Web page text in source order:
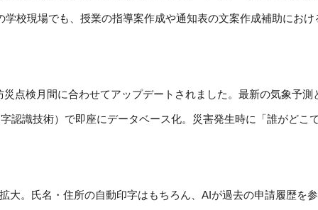
校現場でも、授業の指導案作成や通知表の文案作成補助にお
点検月間に合わせてアップデートされました。最新の気象
識技術）で即座にデータベース化。災害発生時に「誰がど
。氏名・住所の自動印字はもちろん、AIが過去の申請履歴